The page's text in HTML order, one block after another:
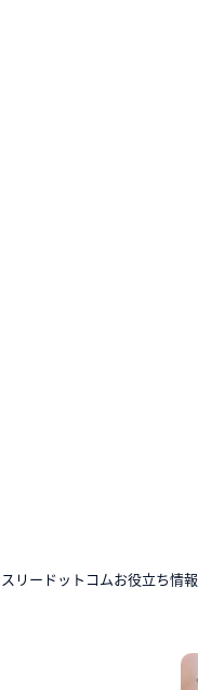
リードットコムお役立ち情報